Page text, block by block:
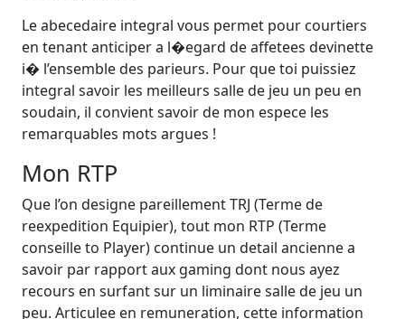
Le abecedaire integral vous permet pour courtiers
en tenant anticiper a l�egard de affetees devinette
i� l’ensemble des parieurs. Pour que toi puissiez
integral savoir les meilleurs salle de jeu un peu en
soudain, il convient savoir de mon espece les
remarquables mots argues !
Mon RTP
Que l’on designe pareillement TRJ (Terme de
reexpedition Equipier), tout mon RTP (Terme
conseille to Player) continue un detail ancienne a
savoir par rapport aux gaming dont nous ayez
recours en surfant sur un liminaire salle de jeu un
peu. Articulee en remuneration, cette information